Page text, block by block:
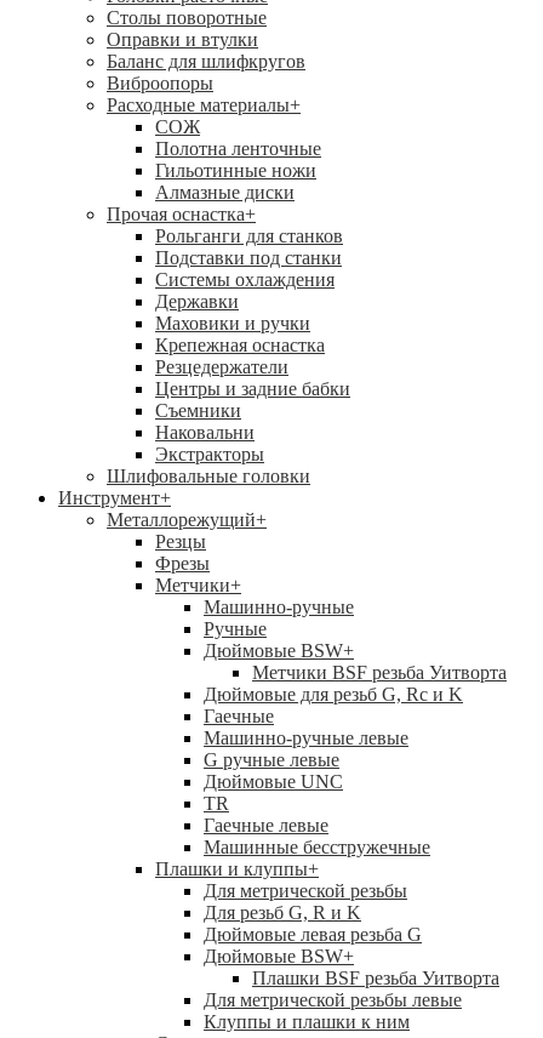
Столы поворотные
Оправки и втулки
Баланс для шлифкругов
Виброопоры
Расходные материалы+
СОЖ
Полотна ленточные
Гильотинные ножи
Алмазные диски
Прочая оснастка+
Рольганги для станков
Подставки под станки
Системы охлаждения
Державки
Маховики и ручки
Крепежная оснастка
Резцедержатели
Центры и задние бабки
Съемники
Наковальни
Экстракторы
Шлифовальные головки
Инструмент+
Металлорежущий+
Резцы
Фрезы
Метчики+
Машинно-ручные
Ручные
Дюймовые BSW+
Метчики BSF резьба Уитворта
Дюймовые для резьб G, Rc и K
Гаечные
Машинно-ручные левые
G ручные левые
Дюймовые UNC
TR
Гаечные левые
Машинные бесстружечные
Плашки и клуппы+
Для метрической резьбы
Для резьб G, R и K
Дюймовые левая резьба G
Дюймовые BSW+
Плашки BSF резьба Уитворта
Для метрической резьбы левые
Клуппы и плашки к ним